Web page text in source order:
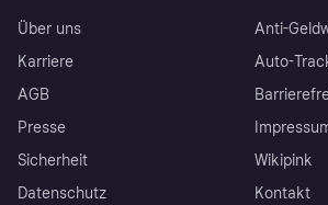
Über uns
Karriere
AGB
Presse
Sicherheit
Datenschutz
Anti-
Auto-
Wikipink
Kontakt